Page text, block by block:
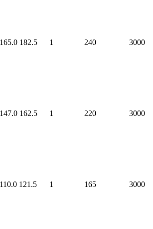
165.0 182.5 1 240 3000
147.0 162.5 1 220 3000
110.0 121.5 1 165 3000